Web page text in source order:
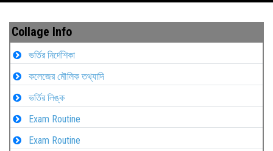
Collage Info
ভর্তির নির্দেশিকা
কলেজের মৌলিক তথ্যাদি
ভর্তির লিঙ্ক
Exam Routine
Exam Routine